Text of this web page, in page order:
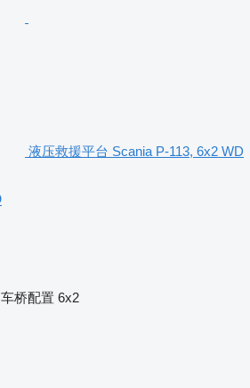
液压救援平台 Scania P-113, 6x2 WD
车桥配置 6x2